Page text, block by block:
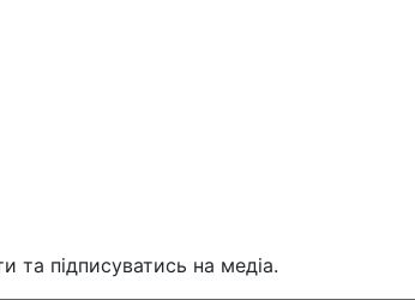
та підписуватись на медіа.